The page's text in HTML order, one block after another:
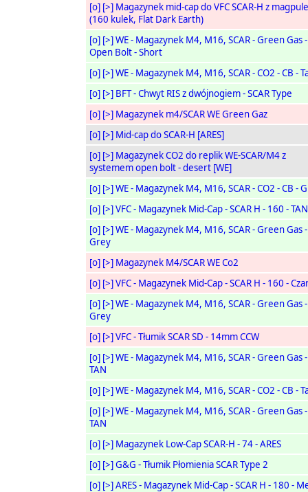
[o] [>] Magazynek mid-cap do VFC SCAR-H z
(160 kulek, Flat Dark Earth)
[o] [>]WE - Magazynek M4, M16, SCAR - Green Gas -
Open Bolt - Short
[o] [>]WE - Magazynek M4, M16, SCAR - CO2 - CB -
[o] [>] BFT - Chwyt RIS z dwójnogiem - SCAR Type
[o] [>] Magazynek m4/SCAR WE Green Gaz
[o] [>] Mid-cap do SCAR-H [ARES]
[o] [>] Magazynek CO2 do replik WE-SCAR/M4 z
systemem open bolt - desert [WE]
[o] [>]WE - Magazynek M4, M16, SCAR - CO2 - CB -
[o] [>]VFC - Magazynek Mid-Cap - SCAR H - 160 - TAN
[o] [>]WE - Magazynek M4, M16, SCAR - Green Gas -
Grey
[o] [>] Magazynek M4/SCAR WE Co2
[o] [>]VFC - Magazynek Mid-Cap - SCAR H - 160 -
[o] [>]WE - Magazynek M4, M16, SCAR - Green Gas -
Grey
[o] [>]VFC - Tłumik SCAR SD - 14mm CCW
[o] [>]WE - Magazynek M4, M16, SCAR - Green Gas -
TAN
[o] [>]WE - Magazynek M4, M16, SCAR - CO2 - CB -
[o] [>]WE - Magazynek M4, M16, SCAR - Green Gas -
TAN
[o] [>] Magazynek Low-Cap SCAR-H - 74 - ARES
[o] [>]G&G - Tłumik Płomienia SCAR Type 2
[o] [>]ARES - Magazynek Mid-Cap - SCAR H - 180 -